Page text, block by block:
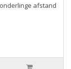
onderlinge afstand